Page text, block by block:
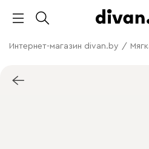
Интернет-магазин divan.by /